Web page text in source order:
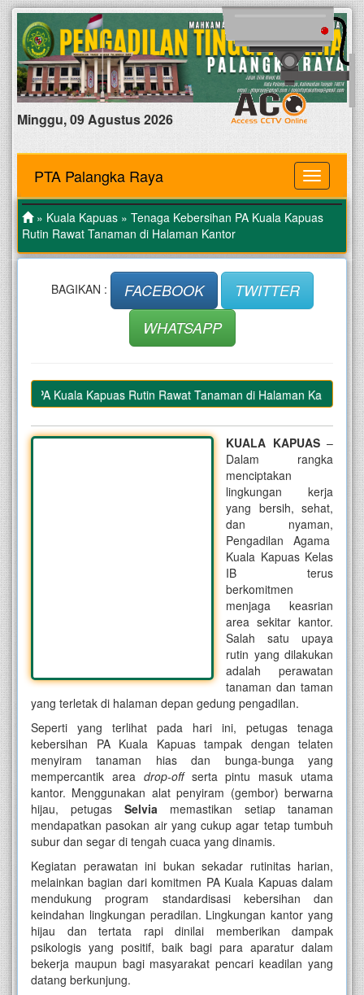
Minggu, 09 Agustus 2026
MENU
PTA Palangka Raya
» Kuala Kapuas » Tenaga Kebersihan PA Kuala Kapuas
Rutin Rawat Tanaman di Halaman Kantor
BAGIKAN : FACEBOOK
TWITTER
WHATSAPP
PA Kuala Kapuas Rutin Rawat Tanaman di Halaman Kantor
KUALA KAPUAS–
Dalam rangka
menciptakan
lingkungan kerja
yang bersih, sehat,
dan nyaman,
Pengadilan Agama
Kuala Kapuas Kelas
IB terus
berkomitmen
menjaga keasrian
area sekitar kantor.
Salah satu upaya
rutin yang dilakukan
adalah perawatan
tanaman dan taman
yang terletak di halaman depan gedung pengadilan.
Seperti yang terlihat pada hari ini, petugas tenaga
kebersihan PA Kuala Kapuas tampak dengan telaten
menyiram tanaman hias dan bunga-bunga yang
mempercantik area drop-offserta pintu masuk utama
kantor. Menggunakan alat penyiram (gembor) berwarna
hijau, petugas Selvia memastikan setiap tanaman
mendapatkan pasokan air yang cukup agar tetap tumbuh
subur dan segar di tengah cuaca yang dinamis.
Kegiatan perawatan ini bukan sekadar rutinitas harian,
melainkan bagian dari komitmen PA Kuala Kapuas dalam
mendukung program standardisasi kebersihan dan
keindahan lingkungan peradilan. Lingkungan kantor yang
hijau dan tertata rapi dinilai memberikan dampak
psikologis yang positif, baik bagi para aparatur dalam
bekerja maupun bagi masyarakat pencari keadilan yang
datang berkunjung.